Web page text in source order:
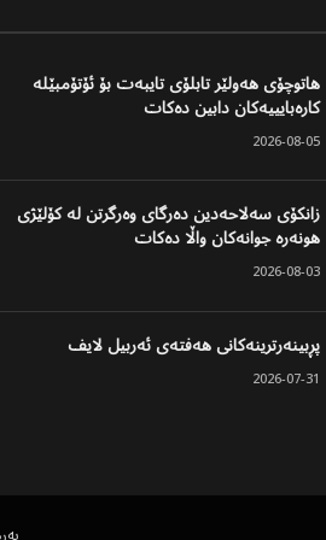
هاتوچۆی هەولێر تابلۆی تایبەت بۆ ئۆتۆمبێلە
کارەبایییەکان دابین دەکات
2026-08-05
زانکۆی سەلاحەدین دەرگای وەرگرتن لە کۆلێژی
هونەرە جوانەکان واڵا دەکات
2026-08-03
پڕبینەرترینەکانی هەفتەی ئەربیل لایف
2026-07-31